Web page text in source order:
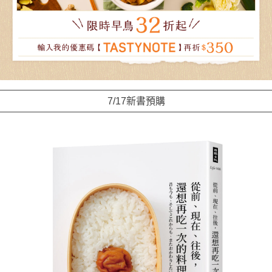
7/17新書預購